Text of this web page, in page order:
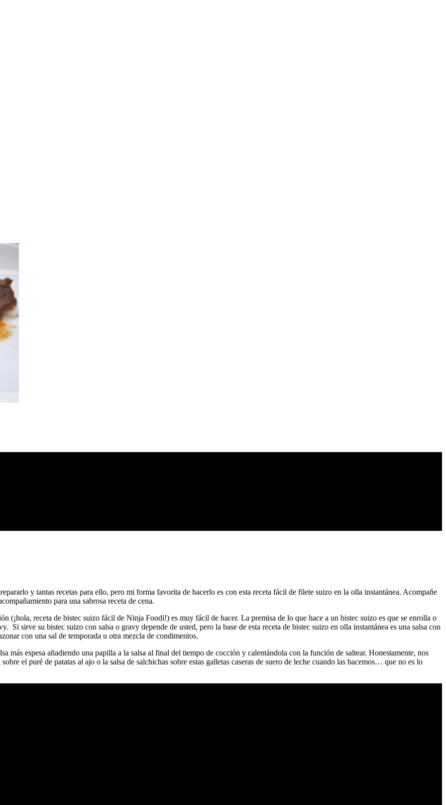
y tantas recetas para ello, pero mi forma favorita de hacerlo es con esta receta fácil de filete suizo en la olla instantánea. Acompañe
para una sabrosa receta de cena.
(¡hola, receta de bistec suizo fácil de Ninja Foodi!) es muy fácil de hacer. La premisa de lo que hace a un bistec suizo es que se enrolla o
Si sirve su bistec suizo con salsa o gravy depende de usted, pero la base de esta receta de bistec suizo en olla instantánea es una salsa con
con una sal de temporada u otra mezcla de condimentos.
más espesa añadiendo una papilla a la salsa al final del tiempo de cocción y calentándola con la función de saltear. Honestamente, nos
el puré de patatas al ajo o la salsa de salchichas sobre estas galletas caseras de suero de leche cuando las hacemos… que no es lo